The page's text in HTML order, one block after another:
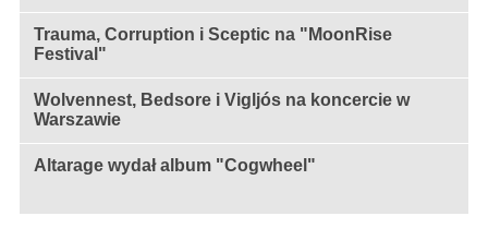
Trauma, Corruption i Sceptic na "MoonRise
Festival"
Wolvennest, Bedsore i Vigljós na koncercie w
Warszawie
Altarage wydał album "Cogwheel"